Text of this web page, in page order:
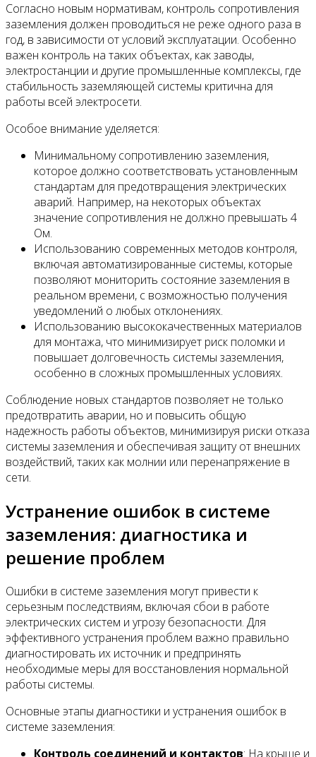
Согласно новым нормативам, контроль сопротивления
заземления должен проводиться не реже одного раза в
год, в зависимости от условий эксплуатации. Особенно
важен контроль на таких объектах, как заводы,
электростанции и другие промышленные комплексы, где
стабильность заземляющей системы критична для
работы всей электросети.
Особое внимание уделяется:
Минимальному сопротивлению заземления,
которое должно соответствовать установленным
стандартам для предотвращения электрических
аварий. Например, на некоторых объектах
значение сопротивления не должно превышать 4
Ом.
Использованию современных методов контроля,
включая автоматизированные системы, которые
позволяют мониторить состояние заземления в
реальном времени, с возможностью получения
уведомлений о любых отклонениях.
Использованию высококачественных материалов
для монтажа, что минимизирует риск поломки и
повышает долговечность системы заземления,
особенно в сложных промышленных условиях.
Соблюдение новых стандартов позволяет не только
предотвратить аварии, но и повысить общую
надежность работы объектов, минимизируя риски отказа
системы заземления и обеспечивая защиту от внешних
воздействий, таких как молнии или перенапряжение в
сети.
Устранение ошибок в системе
заземления: диагностика и
решение проблем
Ошибки в системе заземления могут привести к
серьезным последствиям, включая сбои в работе
электрических систем и угрозу безопасности. Для
эффективного устранения проблем важно правильно
диагностировать их источник и предпринять
необходимые меры для восстановления нормальной
работы системы.
Основные этапы диагностики и устранения ошибок в
системе заземления:
Контроль соединений и контактов: На крыше и